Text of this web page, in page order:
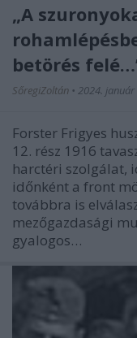
„A
betörés
SőregiZoltán • 2024. január
Forster Frigyes
12. rész 1916
harctéri szolgálat,
időnként a front
továbbra is
mezőgazdasági
gyalogos…